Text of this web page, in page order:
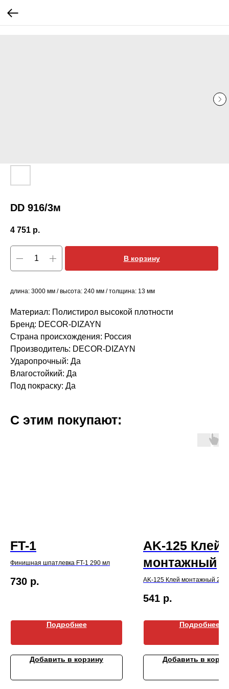
DD 916/3м
4 751 р.
В корзину
длина: 3000 мм / высота: 240 мм / толщина: 13 мм
Материал: Полистирол высокой плотности
Бренд: DECOR-DIZAYN
Страна происхождения: Россия
Производитель: DECOR-DIZAYN
Ударопрочный: Да
Влагостойкий: Да
Под покраску: Да
С этим покупают:
FT-1
Финишная шпатлевка FT-1 290 мл
730 р.
Подробнее
Добавить в корзину
AK-125 Клей
монтажный
AK-125 Клей монтажный 290
541 р.
Подробнее
Добавить в